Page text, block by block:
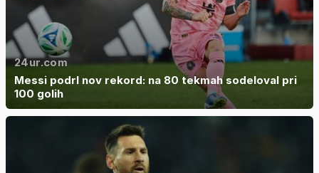
24ur.com
Messi podrl nov rekord: na 80 tekmah sodeloval pri
100 golih